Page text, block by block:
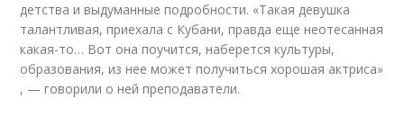
детства и выдуманные подробности. «Такая девушка
талантливая, приехала с Кубани, правда еще неотесанная
какая-то… Вот она поучится, наберется культуры,
образования, из нее может получиться хорошая актриса»
, — говорили о ней преподаватели.